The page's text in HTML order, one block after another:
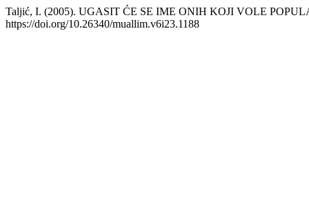
Taljić, I. (2005). UGASIT ĆE SE IME ONIH KOJI VOLE
https://doi.org/10.26340/muallim.v6i23.1188